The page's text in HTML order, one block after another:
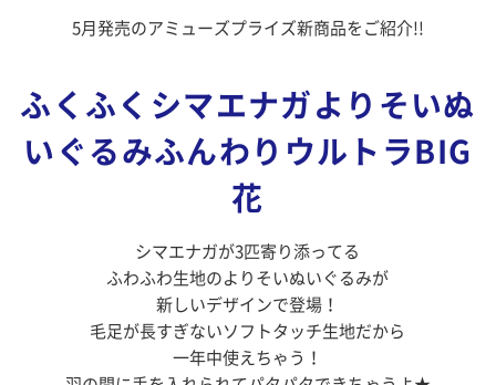
5月発売のアミューズプライズ新商品をご紹介!!
ふくふくシマエナガよりそいぬ
いぐるみふんわりウルトラBIG
花
シマエナガが3匹寄り添ってる
ふわふわ生地のよりそいぬいぐるみが
新しいデザインで登場！
毛足が長すぎないソフトタッチ生地だから
一年中使えちゃう！